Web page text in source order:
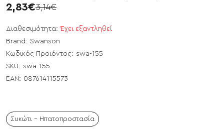
Διαθεσιμότητα: Έχει εξαντληθεί
Brand: Swanson
Κωδικός Προϊόντος: swa-155
SKU: swa-155
EAN: 087614115573
2,83€3,14€
Συκώτι - Ηπατοπροστασία